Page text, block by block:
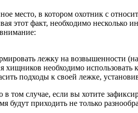
место, в котором охотник с
этот факт, необходимо несколько
лежку на возвышенности
хищников необходимо использовать
подходы к своей лежке,
в том случае, если вы хотите
будут приходить не только